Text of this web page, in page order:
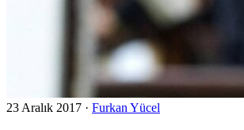
23 Aralık 2017 · Furkan Yücel